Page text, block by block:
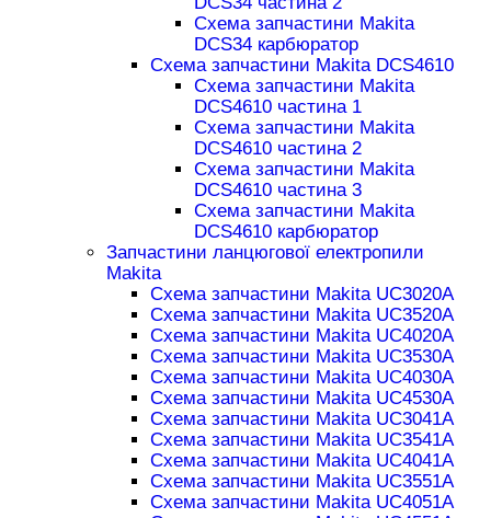
Схема запчастини Makita
DCS34 карбюратор
Схема запчастини Makita DCS4610
Схема запчастини Makita
DCS4610 частина 1
Схема запчастини Makita
DCS4610 частина 2
Схема запчастини Makita
DCS4610 частина 3
Схема запчастини Makita
DCS4610 карбюратор
Запчастини ланцюгової електропили
Makita
Схема запчастини Makita UC3020A
Схема запчастини Makita UC3520A
Схема запчастини Makita UC4020A
Схема запчастини Makita UC3530A
Схема запчастини Makita UC4030A
Схема запчастини Makita UC4530A
Схема запчастини Makita UC3041A
Схема запчастини Makita UC3541A
Схема запчастини Makita UC4041A
Схема запчастини Makita UC3551A
Схема запчастини Makita UC4051A